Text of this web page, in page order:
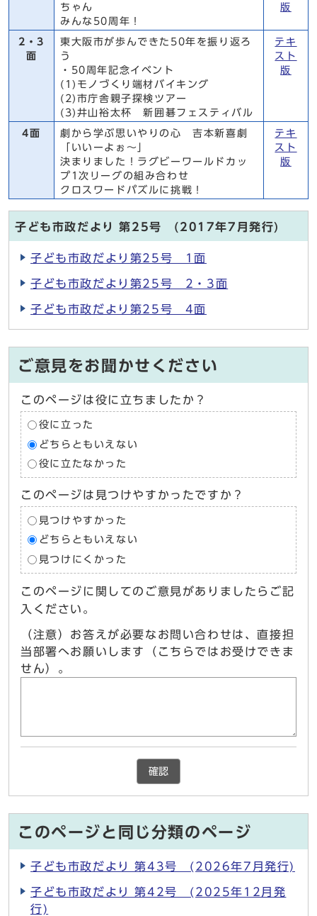
ちゃん
みんな50周年！
版
2・3
面
東大阪市が歩んできた50年を振り返ろ
う
・50周年記念イベント
(1)モノづくり端材バイキング
(2)市庁舎親子探検ツアー
(3)井山裕太杯 新囲碁フェスティバル
テキ
スト
版
4面
劇から学ぶ思いやりの心 吉本新喜劇
「いいーよぉ～」
決まりました！ラグビーワールドカッ
プ1次リーグの組み合わせ
クロスワードパズルに挑戦！
テキ
スト
版
子ども市政だより 第25号 (2017年7月発行)
子ども市政だより第25号 1面
子ども市政だより第25号 2・3面
子ども市政だより第25号 4面
ご意見をお聞かせください
このページは役に立ちましたか？
役に立った
どちらともいえない
役に立たなかった
このページは見つけやすかったですか？
見つけやすかった
どちらともいえない
見つけにくかった
このページに関してのご意見がありましたらご記
入ください。
（注意）お答えが必要なお問い合わせは、直接担
当部署へお願いします（こちらではお受けできま
せん）。
確認
このページと同じ分類のページ
子ども市政だより 第43号 (2026年7月発行)
子ども市政だより 第42号 (2025年12月発
行)